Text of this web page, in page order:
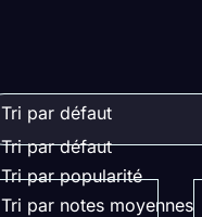
Tri par défaut
Tri par défaut
Tri par popularité
Tri par notes moyennes